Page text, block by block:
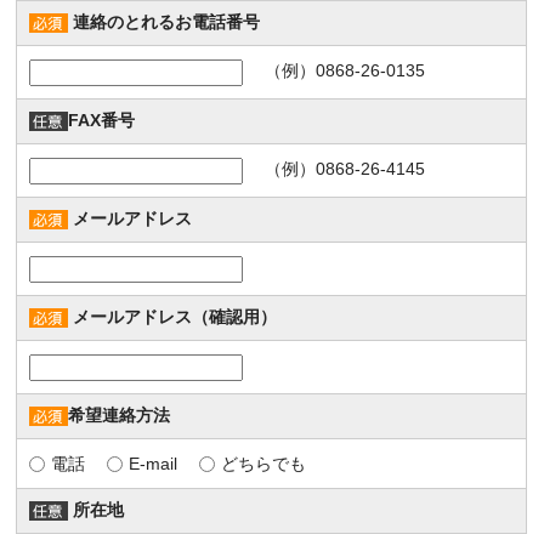
連絡のとれるお電話番号
（例）0868-26-0135
FAX番号
（例）0868-26-4145
メールアドレス
メールアドレス（確認用）
希望連絡方法
電話 E-mail どちらでも
所在地